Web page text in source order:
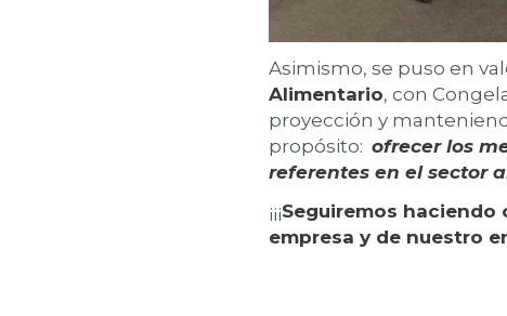
Asimismo, se puso en
Alimentario, con
proyección y
propósito:ofrecer los
referentes en el sector
¡¡¡Seguiremos
empresa y de nuestro